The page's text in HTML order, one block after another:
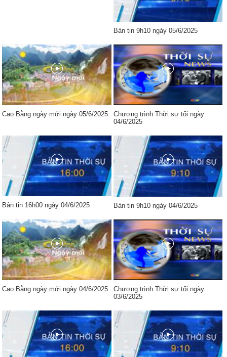
Bản tin 9h10 ngày 05/6/2025
Cao Bằng ngày mới ngày 05/6/2025
Chương trình Thời sự tối ngày
04/6/2025
Bản tin 16h00 ngày 04/6/2025 Bản tin 9h10 ngày 04/6/2025
Cao Bằng ngày mới ngày 04/6/2025
Chương trình Thời sự tối ngày
03/6/2025